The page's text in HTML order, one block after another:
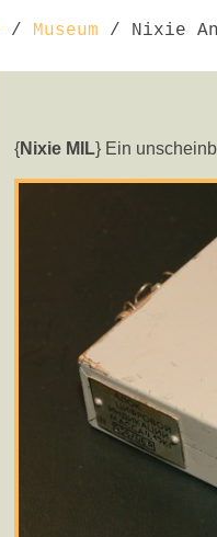
/ Museum / Nixie
{Nixie MIL} Ein